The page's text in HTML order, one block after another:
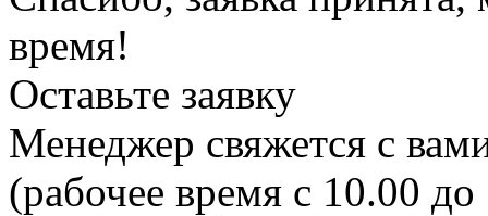
время!
Оставьте заявку
Менеджер свяжется с
(рабочее время с 10.00